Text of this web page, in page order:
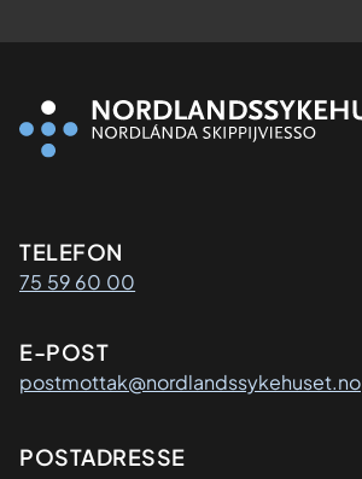
Kontaktinformasjon
TELEFON
75 59 60 00
E-POST
postmottak@nordlandssykehuset.no
Adresse
POSTADRESSE